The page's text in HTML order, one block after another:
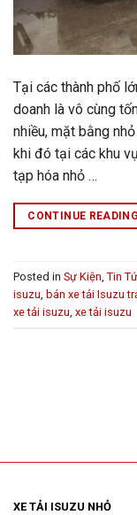
Tại các thành phố
doanh là vô cùng
nhiều, mặt bằng
khi đó tại các khu
tạp hóa nhỏ …
CONTINUE READING
Posted in Sự Kiện Tin
isuzu bán xe tải Isuzu
xe tải isuzu xe tải isuzu
XE TẢI ISUZU NHỎ